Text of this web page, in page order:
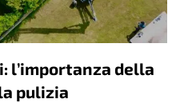
l’importanza della
pulizia